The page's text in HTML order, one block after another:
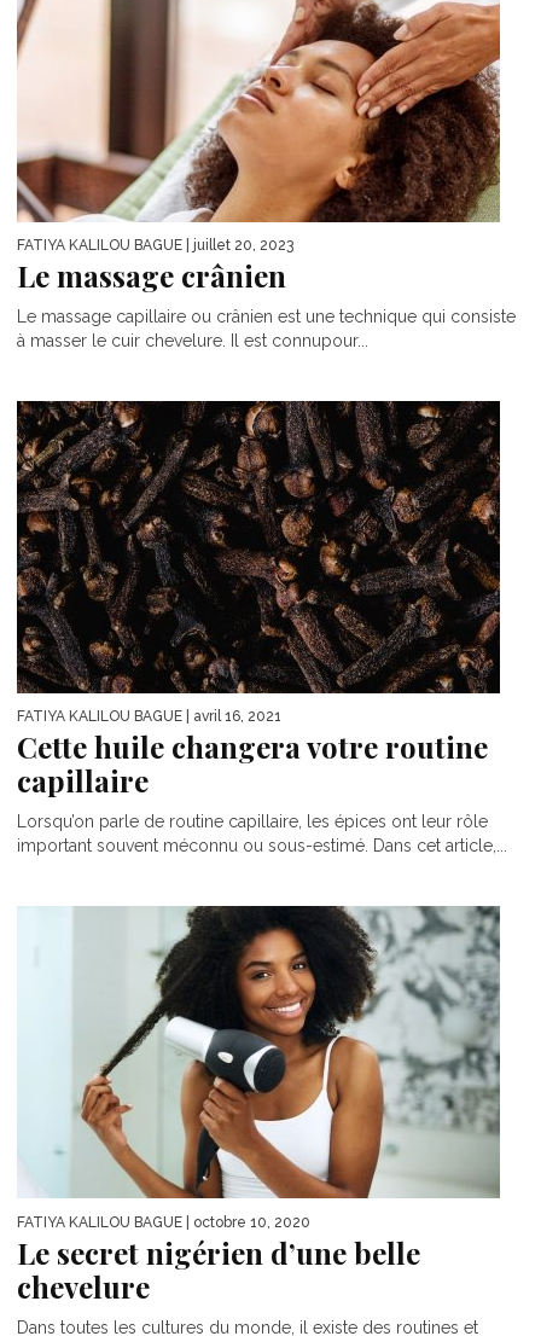
FATIYA KALILOU BAGUE | juillet 20, 2023
Le massage crânien
Le massage capillaire ou crânien est une technique qui consiste
à masser le cuir chevelure. Il est connupour...
FATIYA KALILOU BAGUE | avril 16, 2021
Cette huile changera votre routine
capillaire
Lorsqu’on parle de routine capillaire, les épices ont leur rôle
important souvent méconnu ou sous-estimé. Dans cet article,...
FATIYA KALILOU BAGUE | octobre 10, 2020
Le secret nigérien d’une belle
chevelure
Dans toutes les cultures du monde, il existe des routines et